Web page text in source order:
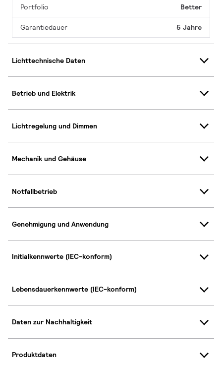
Portfolio Better
Garantiedauer 5 Jahre
Lichttechnische Daten
Betrieb und Elektrik
Lichtregelung und Dimmen
Mechanik und Gehäuse
Notfallbetrieb
Genehmigung und Anwendung
Initialkennwerte (IEC-konform)
Lebensdauerkennwerte (IEC-konform)
Daten zur Nachhaltigkeit
Produktdaten